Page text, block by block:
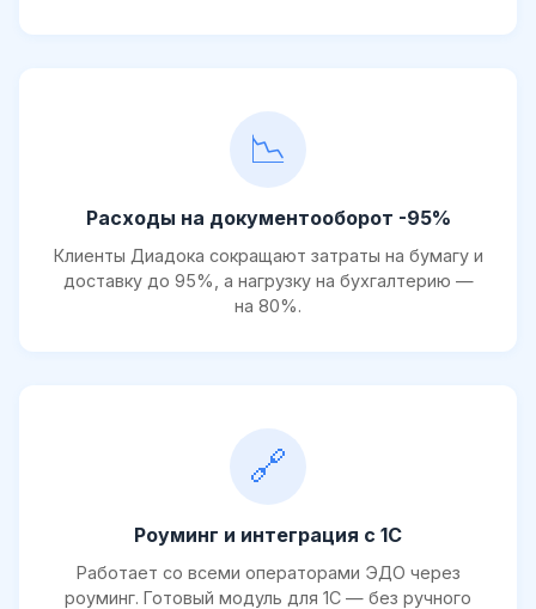
📉
Расходы на документооборот -95%
Клиенты Диадока сокращают затраты на бумагу и
доставку до 95%, а нагрузку на бухгалтерию —
на 80%.
🔗
Роуминг и интеграция с 1С
Работает со всеми операторами ЭДО через
роуминг. Готовый модуль для 1С — без ручного